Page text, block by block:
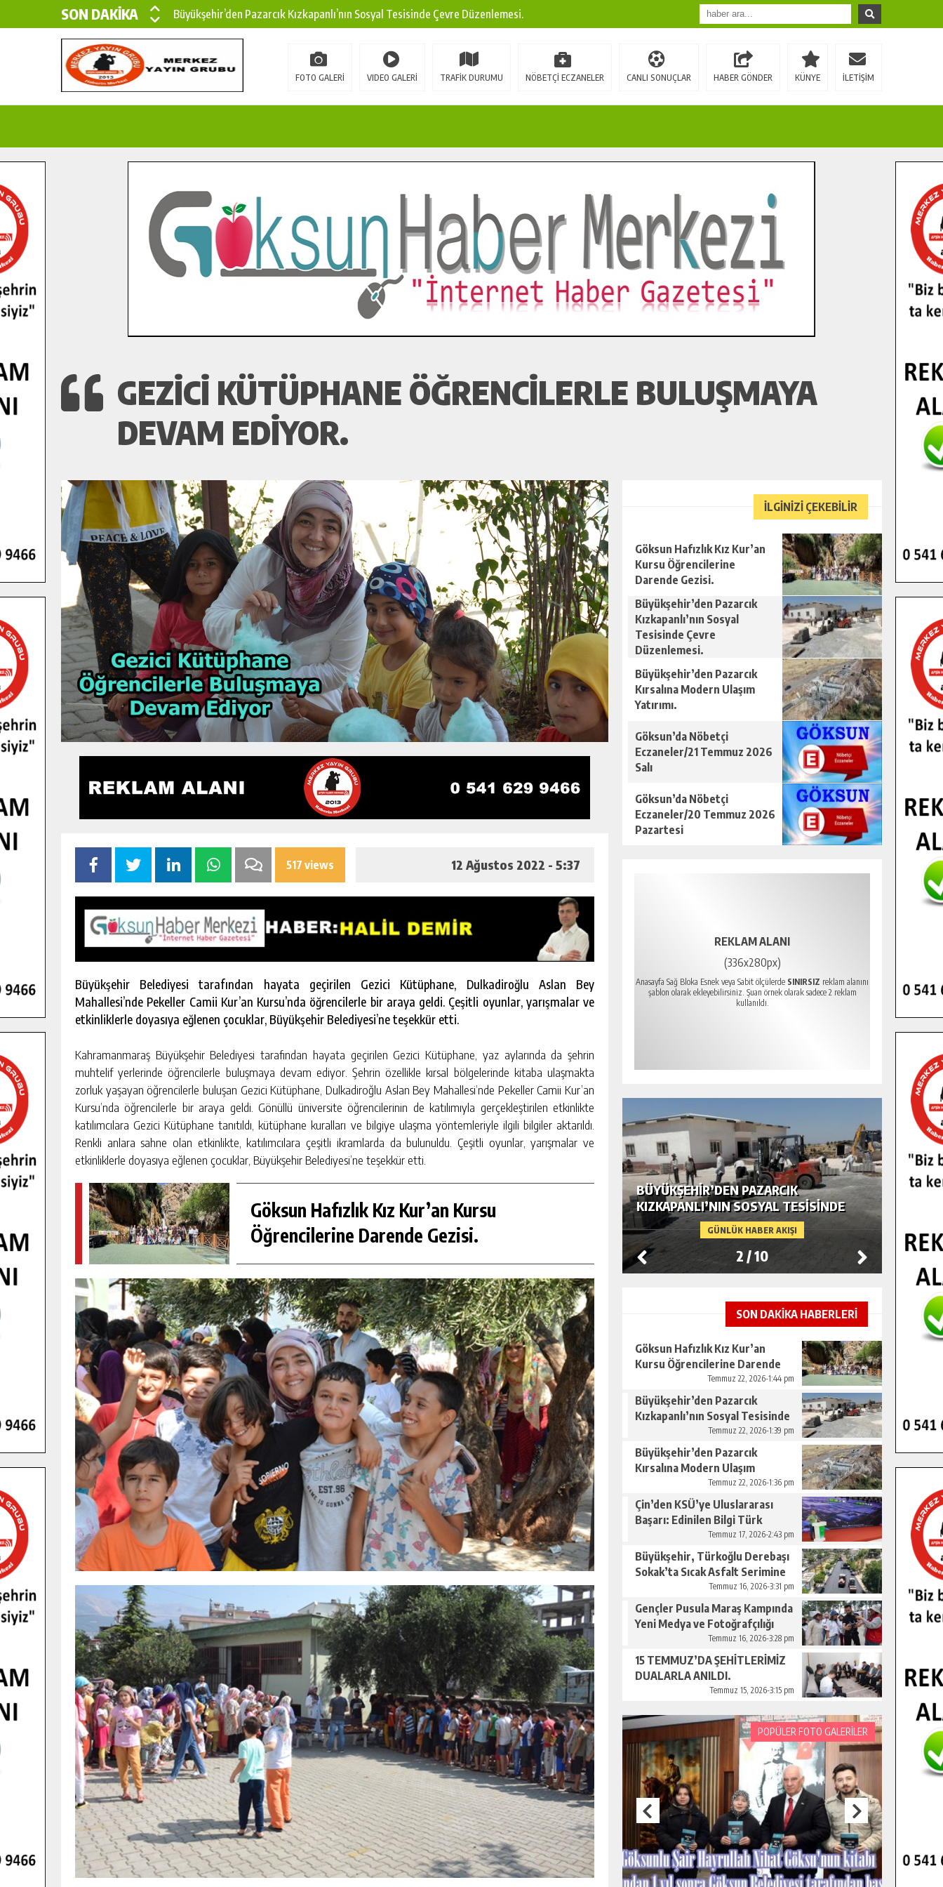
SON DAKİKA
Büyükşehir’den Pazarcık Kızkapanlı’nın Sosyal Tesisinde Çevre Düzenlemesi.
Büyükşehir’den Pazarcık Kırsalına Modern Ulaşım Yatırımı.
Çin’den KSÜ’ye Uluslararası Başarı: Edinilen Bilgi Türk Tarımına Katkı Sağlayacak.
İlçe Jandarma Komutanı Karakaya’dan Başkan Cüce’ye Veda Ziyareti.
Bertiz’in Yeni Köprüsünde Sona Doğru.
FOTO GALERİ VIDEO GALERİ TRAFİK DURUMU NÖBETÇİ ECZANELER CANLI SONUÇLAR HABER GÖNDER KÜNYE İLETİŞİM
GEZICI KÜTÜPHANE ÖĞRENCILERLE BULUŞMAYA
DEVAM EDIYOR.
517 views 12 Ağustos 2022 - 5:37
Büyükşehir Belediyesi tarafından hayata geçirilen Gezici Kütüphane, Dulkadiroğlu Aslan Bey
Mahallesi’nde Pekeller Camii Kur’an Kursu’nda öğrencilerle bir araya geldi. Çeşitli oyunlar, yarışmalar ve
etkinliklerle doyasıya eğlenen çocuklar, Büyükşehir Belediyesi’ne teşekkür etti.
Kahramanmaraş Büyükşehir Belediyesi tarafından hayata geçirilen Gezici Kütüphane, yaz aylarında da şehrin
muhtelif yerlerinde öğrencilerle buluşmaya devam ediyor. Şehrin özellikle kırsal bölgelerinde kitaba ulaşmakta
zorluk yaşayan öğrencilerle buluşan Gezici Kütüphane, Dulkadiroğlu Aslan Bey Mahallesi’nde Pekeller Camii Kur’an
Kursu’nda öğrencilerle bir araya geldi. Gönüllü üniversite öğrencilerinin de katılımıyla gerçekleştirilen etkinlikte
katılımcılara Gezici Kütüphane tanıtıldı, kütüphane kuralları ve bilgiye ulaşma yöntemleriyle ilgili bilgiler aktarıldı.
Renkli anlara sahne olan etkinlikte, katılımcılara çeşitli ikramlarda da bulunuldu. Çeşitli oyunlar, yarışmalar ve
etkinliklerle doyasıya eğlenen çocuklar, Büyükşehir Belediyesi’ne teşekkür etti.
Göksun Hafızlık Kız Kur’an Kursu
Öğrencilerine Darende Gezisi.
İLGİNİZİ ÇEKEBİLİR
Göksun Hafızlık Kız Kur’an
Kursu Öğrencilerine
Darende Gezisi.
Büyükşehir’den Pazarcık
Kızkapanlı’nın Sosyal
Tesisinde Çevre
Düzenlemesi.
Büyükşehir’den Pazarcık
Kırsalına Modern Ulaşım
Yatırımı.
Göksun’da Nöbetçi
Eczaneler/21 Temmuz 2026
Salı
Göksun’da Nöbetçi
Eczaneler/20 Temmuz 2026
Pazartesi
REKLAM ALANI
(336x280px)
Anasayfa Sağ Bloka Esnek veya Sabit ölçülerde SINIRSIZ reklam alanını
şablon olarak ekleyebilirsiniz. Şuan örnek olarak sadece 2 reklam
kullanıldı.
GÜNLÜK HABER AKIŞI
GENÇLER PUSULA MARAŞ KAMPINDA
YENI MEDYA VE FOTOĞRAFÇILIĞI
KEŞFETTI.
GÜNLÜK HABER AKIŞI
ÖĞRENCILERINE DARENDE GEZISI.
GÜNLÜK HABER AKIŞI
BÜYÜKŞEHIR’DEN PAZARCIK
KIZKAPANLI’NIN SOSYAL TESISINDE
ÇEVRE DÜZENLEMESI.
2 /10
SON DAKİKA HABERLERİ
Göksun Hafızlık Kız Kur’an
Kursu Öğrencilerine Darende
Temmuz 22, 2026-1:44 pm
Büyükşehir’den Pazarcık
Kızkapanlı’nın Sosyal Tesisinde
Çevre Düzenlemesi.Temmuz 22, 2026-1:39 pm
Büyükşehir’den Pazarcık
Kırsalına Modern Ulaşım
Temmuz 22, 2026-1:36 pm
Çin’den KSÜ’ye Uluslararası
Başarı: Edinilen Bilgi Türk
Tarımına Katkı Sağlayacak.
Temmuz 17, 2026-2:43 pm
Büyükşehir, Türkoğlu Derebaşı
Sokak’ta Sıcak Asfalt Serimine
Temmuz 16, 2026-3:31 pm
Gençler Pusula Maraş Kampında
Yeni Medya ve Fotoğrafçılığı
Temmuz 16, 2026-3:28 pm
15 TEMMUZ’DA ŞEHİTLERİMİZ
DUALARLA ANILDI.
Temmuz 15, 2026-3:15 pm
POPÜLER FOTO GALERİLER